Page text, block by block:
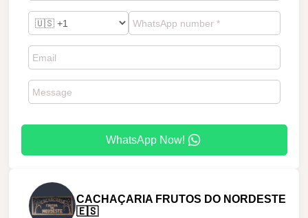
WhatsApp Now!
CACHAÇARIA FRUTOS DO NORDESTE
🇪🇸